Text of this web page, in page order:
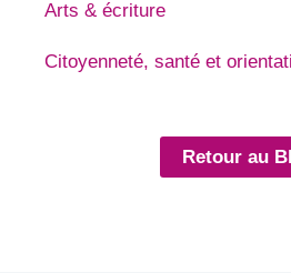
Arts & écriture
Citoyenneté, santé et
Retour au